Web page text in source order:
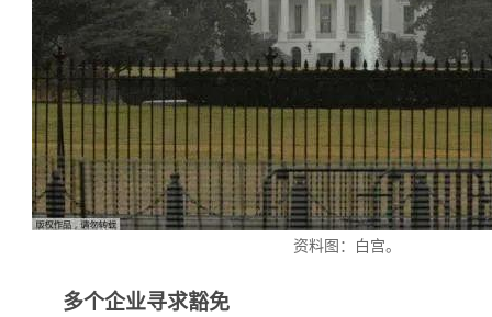
资料图：白宫。
多个企业寻求豁免